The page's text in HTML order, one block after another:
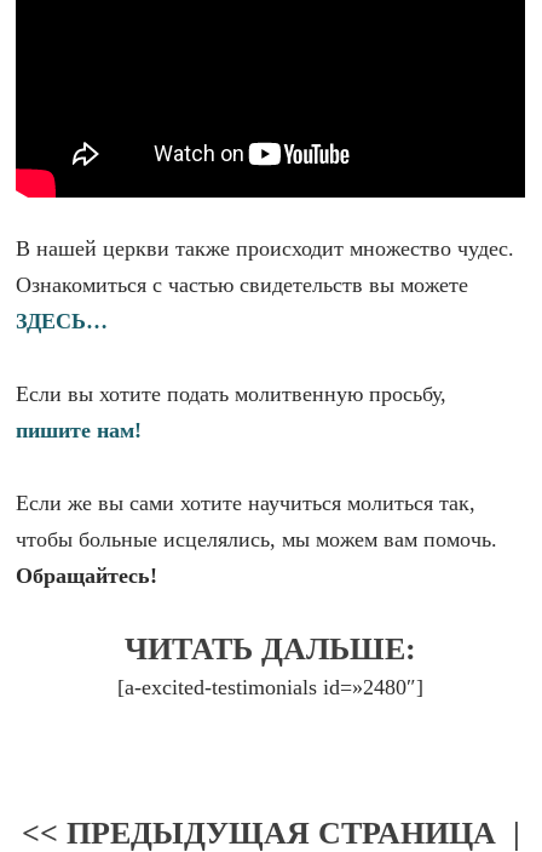
В нашей церкви также происходит множество чудес.
Ознакомиться с частью свидетельств вы можете
ЗДЕСЬ…
Если вы хотите подать молитвенную просьбу,
пишите нам!
Если же вы сами хотите научиться молиться так,
чтобы больные исцелялись, мы можем вам помочь.
Обращайтесь!
ЧИТАТЬ ДАЛЬШЕ:
[a-excited-testimonials id=»2480″]
<< ПРЕДЫДУЩАЯ СТРАНИЦА|